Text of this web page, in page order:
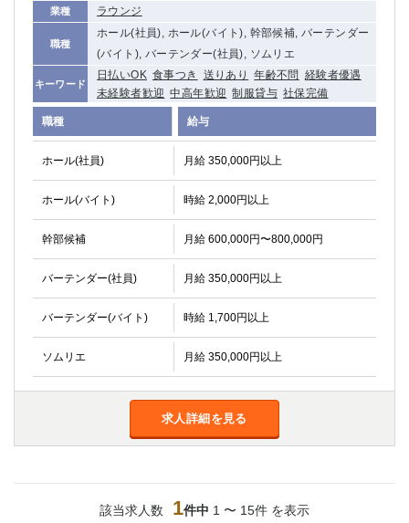
業種 ラウンジ
職種
ホール(社員), ホール(バイト), 幹部候補, バーテンダー
(バイト), バーテンダー(社員), ソムリエ
キーワード
日払いOK 食事つき 送りあり 年齢不問 経験者優遇
未経験者歓迎 中高年歓迎 制服貸与 社保完備
職種 給与
ホール(社員) 月給 350,000円以上
ホール(バイト) 時給 2,000円以上
幹部候補 月給 600,000円〜800,000円
バーテンダー(社員) 月給 350,000円以上
バーテンダー(バイト) 時給 1,700円以上
ソムリエ 月給 350,000円以上
求人詳細を見る
該当求人数 1件中 1 〜 15件 を表示
府中
ひばりヶ丘（北口）
学芸大学
吉祥寺（南口／公園口） 小作・羽村・福生エリア
自由が丘
吉祥寺（北口／東口）
四谷
錦糸町南口
下北沢・経堂
金町（北口）
成増駅徒歩3分の好立地！①JR埼京線「赤羽駅」から徒歩2分 ②東
三軒茶屋（南口）
①歌舞伎町 ②新宿 ③新宿三丁目 ④西
蒲田(西口)
清瀬（南口）
①東武練馬 ②成増・板橋 ③大山 ②池袋
池袋東口
金町
大井町
竹ノ塚
三鷹
亀戸
水道橋
荻窪
浅草
新小岩
幡ヶ谷
小岩
久米川